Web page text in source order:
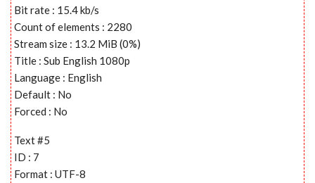
Bit rate : 15.4 kb/s
Count of elements : 2280
Stream size : 13.2 MiB (0%)
Title : Sub English 1080p
Language : English
Default : No
Forced : No
Text #5
ID : 7
Format : UTF-8